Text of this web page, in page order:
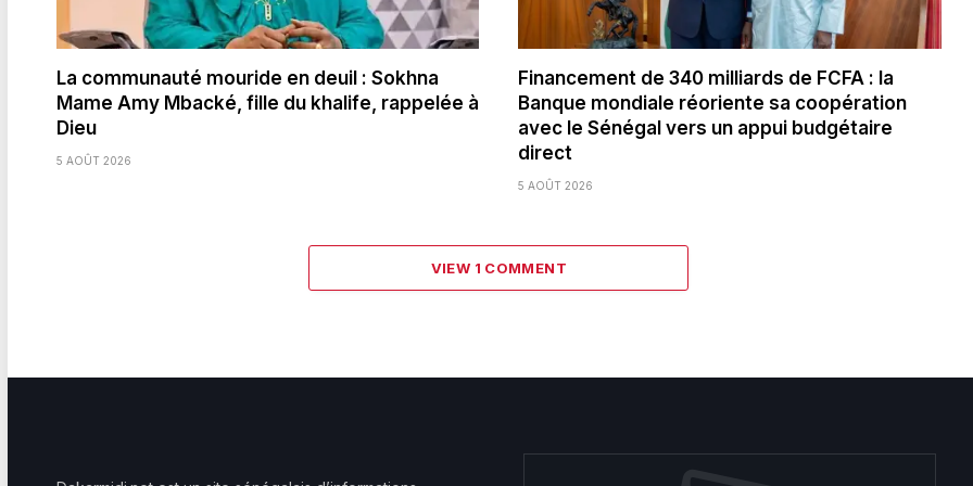
La communauté mouride en deuil : Sokhna
Mame Amy Mbacké, fille du khalife, rappelée à
Dieu
5 AOÛT 2026
Financement de 340 milliards de FCFA : la
Banque mondiale réoriente sa coopération
avec le Sénégal vers un appui budgétaire
direct
5 AOÛT 2026
VIEW 1 COMMENT